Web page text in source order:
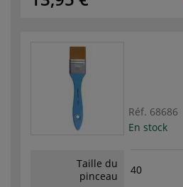
Réf. 68686
En stock
Taille du
pinceau
40